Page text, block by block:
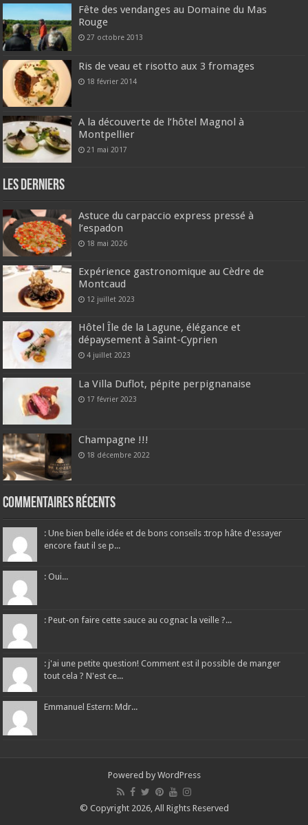
Fête des vendanges au Domaine du Mas
Rouge
27 octobre 2013
Ris de veau et risotto aux 3 fromages
18 février 2014
A la découverte de l’hôtel Magnol à
Montpellier
21 mai 2017
Les derniers
Astuce du carpaccio express pressé à
l’espadon
18 mai 2026
Expérience gastronomique au Cèdre de
Montcaud
12 juillet 2023
Hôtel Île de la Lagune, élégance et
dépaysement à Saint-Cyprien
4 juillet 2023
La Villa Duflot, pépite perpignanaise
17 février 2023
Champagne !!!
18 décembre 2022
Commentaires récents
: Une bien belle idée et de bons conseils :trop hâte d'essayer
encore faut il se p...
: Oui...
: Peut-on faire cette sauce au cognac la veille ?...
: j'ai une petite question! Comment est il possible de manger
tout cela ? N'est ce...
Emmanuel Estern: Mdr...
Powered by WordPress
© Copyright 2026, All Rights Reserved